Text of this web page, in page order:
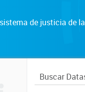
de justicia de la